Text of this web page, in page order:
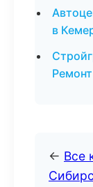
в
← Все